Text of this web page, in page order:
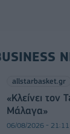
allstarbasket.gr
«Κλείνει τον
Μάλαγα»
06/08/2026 - 21:11